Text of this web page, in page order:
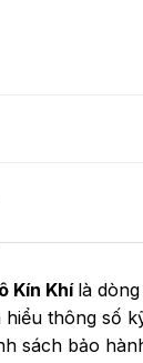
Kín Khí là
thông số
sách bảo